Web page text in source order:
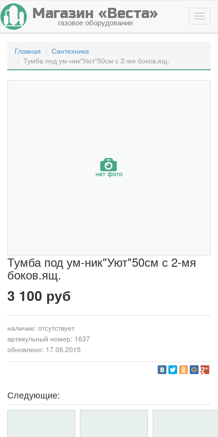
Магазин «Веста»
газовое оборудование
Главная
Сантехника
Тумба под ум-ник"Уют"50см с 2-мя боков.ящ.
Тумба под ум-ник"Уют"50см с 2-мя
боков.ящ.
3 100 руб
наличие: отсутствует
артикульный номер: 1637
обновлено: 17.06.2015
Следующие: